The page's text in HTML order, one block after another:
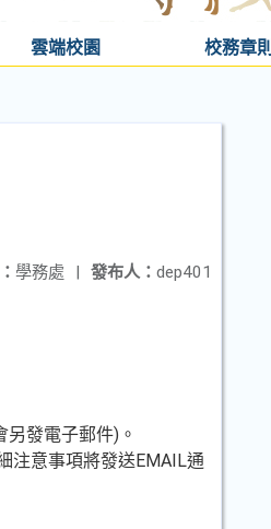
雲端校園 校務章則
發布人： dep401
學務處 |
發電子郵件)。
注意事項將發送EMAIL通